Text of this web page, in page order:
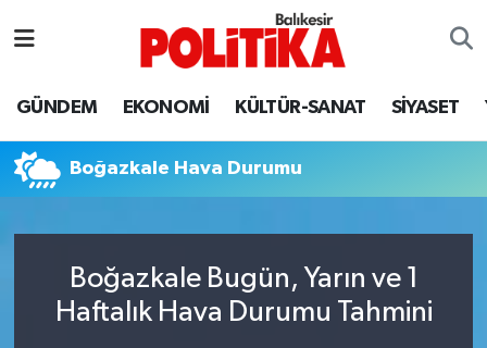
GÜNDEM EKONOMİ KÜLTÜR-SANAT SİYASET
Boğazkale Hava Durumu
Boğazkale Bugün, Yarın ve 1
Haftalık Hava Durumu Tahmini
Ayvalık
Balya
Bigadiç
Balıkesir Hava Durumu
Balıkesir Namaz Vakitleri
Süper Lig Puan Durumu ve Fikstür